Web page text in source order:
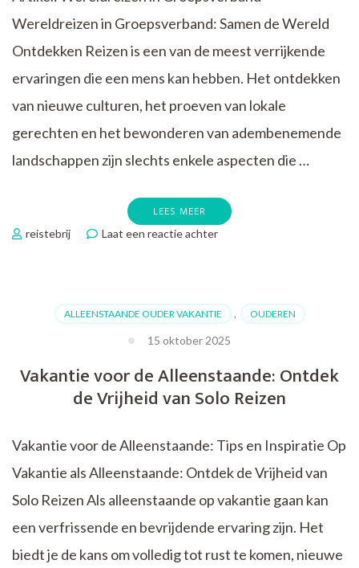
Wereldreizen in Groepsverband: Samen de Wereld
Ontdekken Reizen is een van de meest verrijkende
ervaringen die een mens kan hebben. Het ontdekken
van nieuwe culturen, het proeven van lokale
gerechten en het bewonderen van adembenemende
landschappen zijn slechts enkele aspecten die …
LEES MEER
reistebrij Laat een reactie achterop
van
Wereldreizen
in
ALLEENSTAANDE OUDER VAKANTIE , OUDEREN
15 oktober 2025
Vakantie voor de Alleenstaande: Ontdek
de Vrijheid van Solo Reizen
Vakantie voor de Alleenstaande: Tips en Inspiratie Op
Vakantie als Alleenstaande: Ontdek de Vrijheid van
Solo Reizen Als alleenstaande op vakantie gaan kan
een verfrissende en bevrijdende ervaring zijn. Het
biedt je de kans om volledig tot rust te komen, nieuwe